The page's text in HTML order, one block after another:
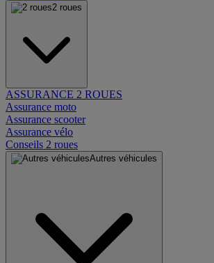
2 roues
ASSURANCE 2 ROUES
Assurance moto
Assurance scooter
Assurance vélo
Conseils 2 roues
Autres véhicules